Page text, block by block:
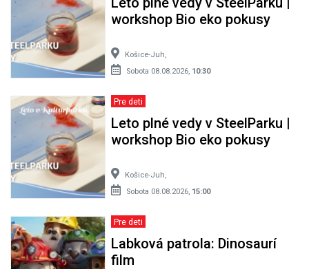
workshop Bio eko pokusy
Košice-Juh,
Sobota 08.08.2026, 10:30
Pre deti
Leto plné vedy v SteelParku |
workshop Bio eko pokusy
Košice-Juh,
Sobota 08.08.2026, 15:00
Pre deti
Labková patrola: Dinosaurí
film